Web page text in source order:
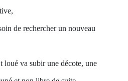
de rechercher un nouveau
loué va subir une décote, une